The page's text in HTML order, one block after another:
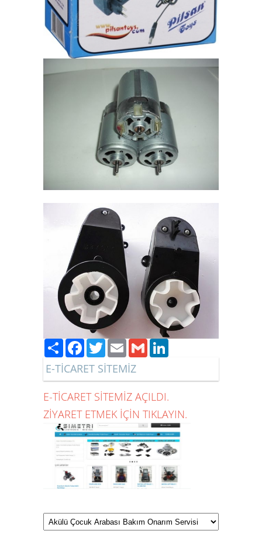
PaylaşFacebook
TwitterEmailGmailLinkedIn
E-TİCARET SİTEMİZ
E-TİCARET SİTEMİZ AÇILDI.
ZİYARET ETMEK İÇİN TIKLAYIN.